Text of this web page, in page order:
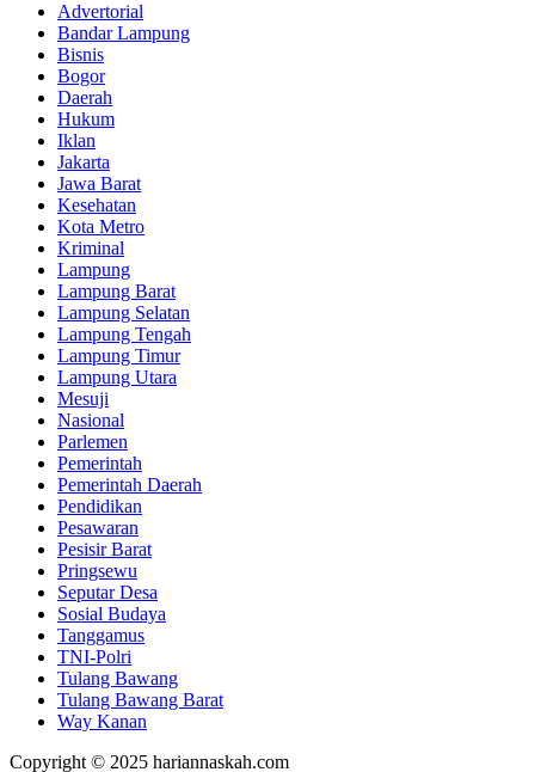
Advertorial
Bandar Lampung
Bisnis
Bogor
Daerah
Hukum
Iklan
Jakarta
Jawa Barat
Kesehatan
Kota Metro
Kriminal
Lampung
Lampung Barat
Lampung Selatan
Lampung Tengah
Lampung Timur
Lampung Utara
Mesuji
Nasional
Parlemen
Pemerintah
Pemerintah Daerah
Pendidikan
Pesawaran
Pesisir Barat
Pringsewu
Seputar Desa
Sosial Budaya
Tanggamus
TNI-Polri
Tulang Bawang
Tulang Bawang Barat
Way Kanan
Copyright © 2025 hariannaskah.com